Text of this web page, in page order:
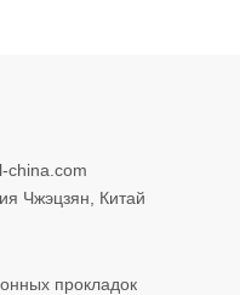
china.com
Чжэцзян, Китай
прокладок